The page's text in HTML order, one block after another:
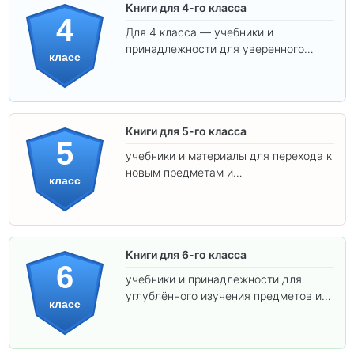
4
класс
Книги для 4-го класса
Для 4 класса — учебники и
принадлежности для уверенного
5
класс
Книги для 5-го класса
учебники и материалы для перехода к
новым предметам и
6
класс
Книги для 6-го класса
учебники и принадлежности для
углублённого изучения предметов и